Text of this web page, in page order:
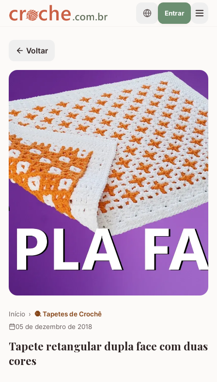
Entrar
Voltar
Início › 🧶 Tapetes de Crochê
05 de dezembro de 2018
Tapete retangular dupla face com duas
cores